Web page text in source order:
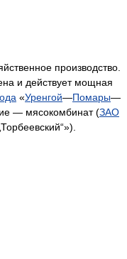
производство.
и действует мощная
«Уренгой—Помары—
— мясокомбинат (ЗАО